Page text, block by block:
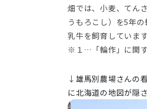
畑では、小麦、てん
うもろこし）を5年
乳牛を飼育しています
※１…「輪作」に関
↓ 雄馬別農場さんの
に北海道の地図が隠